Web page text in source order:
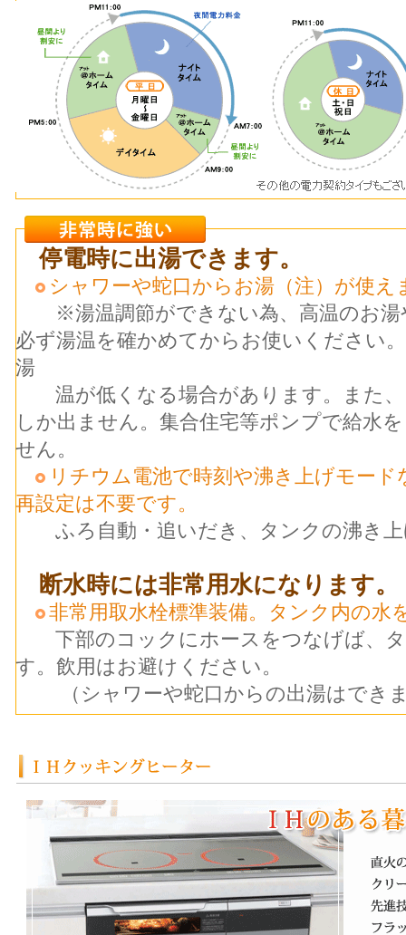
停電時に出湯できます。
シャワーや蛇口からお湯（注）が使え
※湯温調節ができない為、高温のお湯
必ず湯温を確かめてからお使いください
湯
温が低くなる場合があります。また、
しか出ません。集合住宅等ポンプで給水
せん。
リチウム電池で時刻や沸き上げモー
再設定は不要です。
ふろ自動・追いだき、タンクの沸き上
断水時には非常用水になります。
非常用取水栓標準装備。タンク内の水
下部のコックにホースをつなげば、タ
す。飲用はお避けください。
（シャワーや蛇口からの出湯はでき